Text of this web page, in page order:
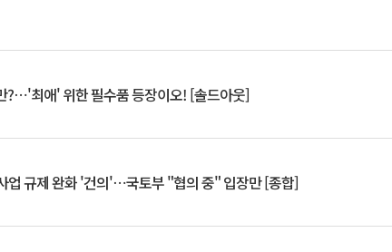
?⋯'최애' 위한 필수품 등장이오! [솔드아웃]
업 규제 완화 '건의'⋯국토부 "협의 중" 입장만 [종합]